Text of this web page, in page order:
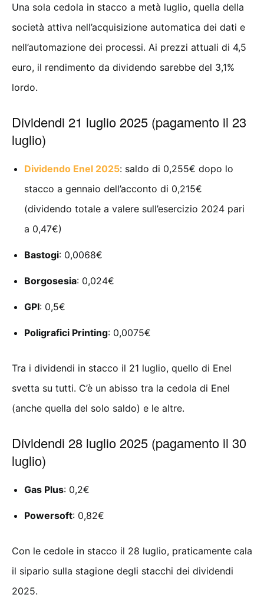
Una sola cedola in stacco a metà luglio, quella della
società attiva nell’acquisizione automatica dei dati e
nell’automazione dei processi. Ai prezzi attuali di 4,5
euro, il rendimento da dividendo sarebbe del 3,1%
lordo.
Dividendi 21 luglio 2025 (pagamento il 23
luglio)
Dividendo Enel 2025: saldo di 0,255€ dopo lo
stacco a gennaio dell’acconto di 0,215€
(dividendo totale a valere sull’esercizio 2024 pari
a 0,47€)
Bastogi: 0,0068€
Borgosesia: 0,024€
GPI: 0,5€
Poligrafici Printing: 0,0075€
Tra i dividendi in stacco il 21 luglio, quello di Enel
svetta su tutti. C’è un abisso tra la cedola di Enel
(anche quella del solo saldo) e le altre.
Dividendi 28 luglio 2025 (pagamento il 30
luglio)
Gas Plus: 0,2€
Powersoft: 0,82€
Con le cedole in stacco il 28 luglio, praticamente cala
il sipario sulla stagione degli stacchi dei dividendi
2025.